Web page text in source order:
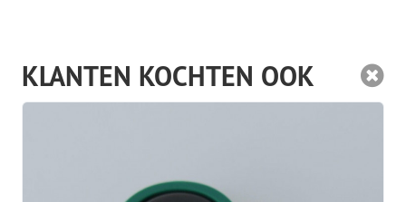
KLANTEN KOCHTEN OOK